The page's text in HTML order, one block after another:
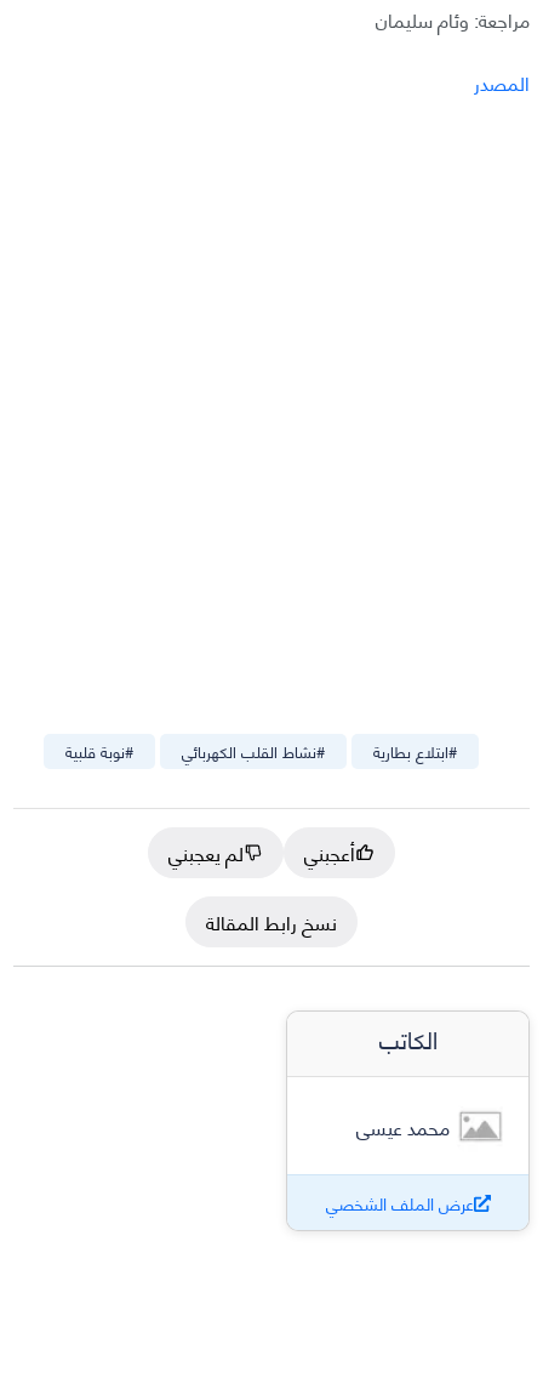
مراجعة: وئام سليمان
المصدر
#نوبة قلبية #نشاط القلب الكهربائي #ابتلاع بطارية
أعجبني
لم يعجبني
نسخ رابط المقالة
الكاتب
محمد عيسى
عرض الملف الشخصي